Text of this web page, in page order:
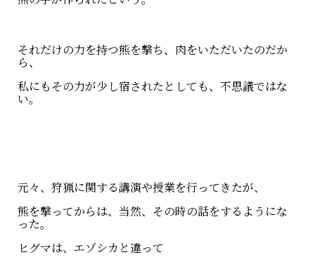
それだけの力を持つ熊を撃ち、肉をいただいたのだか
ら、
私にもその力が少し宿されたとしても、不思議ではな
い。
元々、狩猟に関する講演や授業を行ってきたが、
熊を撃ってからは、当然、その時の話をするようにな
った。
ヒグマは、エゾシカと違って